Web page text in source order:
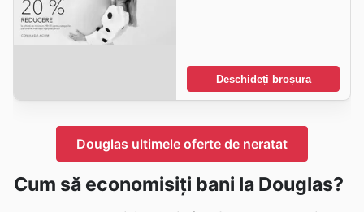
Deschideți broșura
Douglas ultimele oferte de neratat
Cum să economisiți bani la Douglas?